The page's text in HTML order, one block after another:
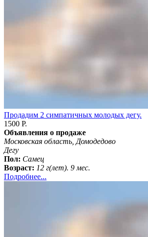
Продадим 2 симпатичных молодых дегу.
1500 Р.
Объявления о продаже
Московская область, Домодедово
Дегу
Пол: Самец
Возраст: 12 г(лет). 9 мес.
Подробнее...